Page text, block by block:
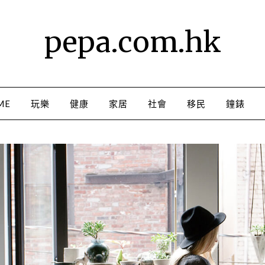
pepa.com.hk
玩樂 健康 家居 社會 移民 鐘錶